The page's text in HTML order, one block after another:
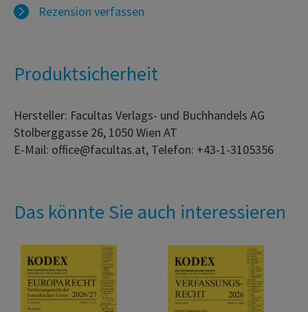
Rezension verfassen
Produktsicherheit
Hersteller: Facultas Verlags- und Buchhandels AG
Stolberggasse 26, 1050 Wien AT
E-Mail: office@facultas.at, Telefon: +43-1-3105356
Das könnte Sie auch interessieren